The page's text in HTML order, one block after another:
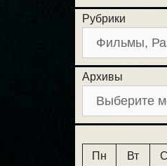
Рубрики
Архивы
Пн
Вт